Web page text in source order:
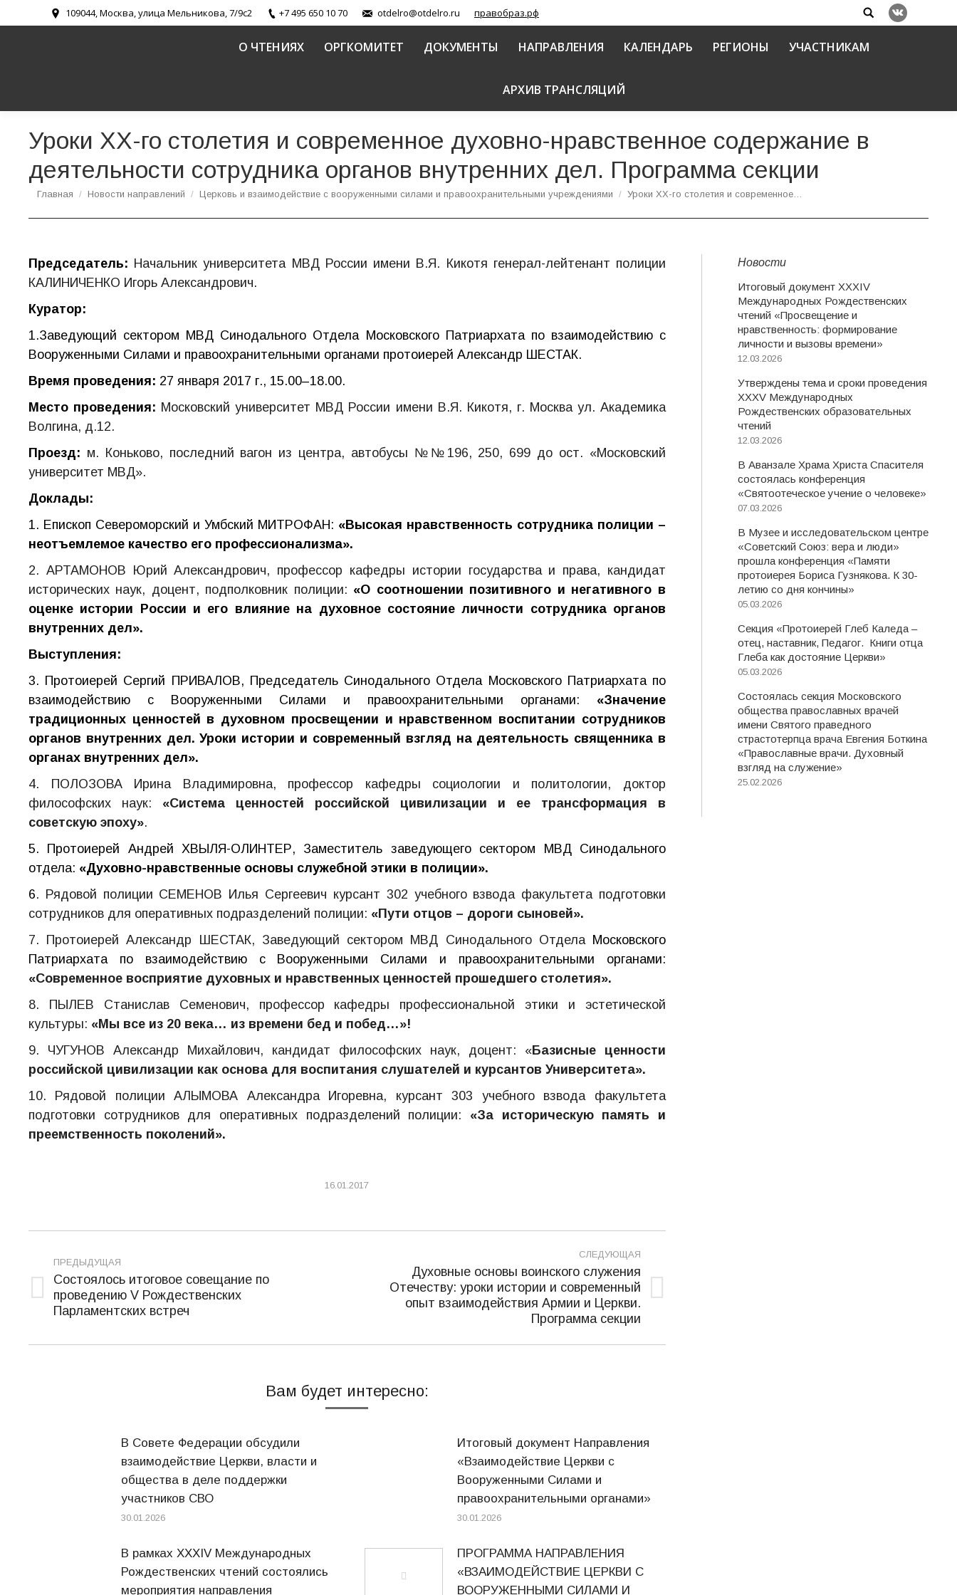
109044, Москва, улица Мельникова, 7/9с2 +7 495 650 10 70 otdelro@otdelro.ru правобраз.рф Search:
Вконтакте
О ЧТЕНИЯХ ОРГКОМИТЕТ ДОКУМЕНТЫ НАПРАВЛЕНИЯ КАЛЕНДАРЬ РЕГИОНЫ УЧАСТНИКАМ
АРХИВ ТРАНСЛЯЦИЙ
Уроки ХХ-го столетия и современное духовно-нравственное содержание в
деятельности сотрудника органов внутренних дел. Программа секции
Вы здесь:
Главная Новости направлений Церковь и взаимодействие с вооруженными силами и правоохранительными учреждениями Уроки ХХ-го столетия и современное…
Председатель: Начальник университета МВД России имени В.Я. Кикотя генерал-лейтенант полиции
КАЛИНИЧЕНКО Игорь Александрович.
Куратор:
1.Заведующий сектором МВД Синодального Отдела Московского Патриархата по взаимодействию с
Вооруженными Силами и правоохранительными органами протоиерей Александр ШЕСТАК.
Время проведения: 27 января 2017 г., 15.00–18.00.
Место проведения: Московский университет МВД России имени В.Я. Кикотя, г. Москва ул. Академика
Волгина, д.12.
Проезд: м. Коньково, последний вагон из центра, автобусы №№196, 250, 699 до ост. «Московский
университет МВД».
Доклады:
1. Епископ Североморский и Умбский МИТРОФАН: «Высокая нравственность сотрудника полиции –
неотъемлемое качество его профессионализма».
2. АРТАМОНОВ Юрий Александрович, профессор кафедры истории государства и права, кандидат
исторических наук, доцент, подполковник полиции: «О соотношении позитивного и негативного в
оценке истории России и его влияние на духовное состояние личности сотрудника органов
внутренних дел».
Выступления:
3. Протоиерей Сергий ПРИВАЛОВ, Председатель Синодального Отдела Московского Патриархата по
взаимодействию с Вооруженными Силами и правоохранительными органами:
«Значение
традиционных ценностей в духовном просвещении и нравственном воспитании сотрудников
органов внутренних дел. Уроки истории и современный взгляд на деятельность священника в
органах внутренних дел».
4. ПОЛОЗОВА Ирина Владимировна, профессор кафедры социологии и политологии, доктор
философских наук: «Система ценностей российской цивилизации и ее трансформация в
советскую эпоху».
5. Протоиерей Андрей ХВЫЛЯ-ОЛИНТЕР, Заместитель заведующего сектором МВД
Синодального
отдела: «Духовно-нравственные основы служебной этики в полиции».
6. Рядовой полиции СЕМЕНОВ Илья Сергеевич курсант 302 учебного взвода факультета подготовки
сотрудников для оперативных подразделений полиции: «Пути отцов – дороги сыновей».
7. Протоиерей Александр ШЕСТАК, Заведующий сектором МВД Синодального Отдела Московского
Патриархата по взаимодействию с Вооруженными Силами и правоохранительными органами:
«Современное восприятие духовных и нравственных ценностей прошедшего столетия».
8. ПЫЛЕВ Станислав Семенович, профессор кафедры профессиональной этики и эстетической
культуры: «Мы все из 20 века… из времени бед и побед…»!
9. ЧУГУНОВ Александр Михайлович, кандидат философских наук, доцент: «Базисные ценности
российской цивилизации как основа для воспитания слушателей и курсантов Университета».
10. Рядовой полиции АЛЫМОВА Александра Игоревна, курсант 303 учебного взвода факультета
подготовки сотрудников для оперативных подразделений полиции: «За историческую память и
преемственность поколений».
16.01.2017
по
записям
ПРЕДЫДУЩАЯ
Предыдущая
запись:
Состоялось итоговое совещание по
проведению V Рождественских
Парламентских встреч
СЛЕДУЮЩАЯ
Следующая
Духовные основы воинского служения
Отечеству: уроки истории и современный
опыт взаимодействия Армии и Церкви.
Программа секции
Вам будет интересно:
В Совете Федерации обсудили
взаимодействие Церкви, власти и
общества в деле поддержки
участников СВО
30.01.2026
Итоговый документ Направления
«Взаимодействие Церкви с
Вооруженными Силами и
правоохранительными органами»
30.01.2026
В рамках XXXIV Международных
Рождественских чтений состоялись
мероприятия направления
ПРОГРАММА НАПРАВЛЕНИЯ
«ВЗАИМОДЕЙСТВИЕ ЦЕРКВИ С
ВООРУЖЕННЫМИ СИЛАМИ И
Новости
Итоговый документ XXХIV
Международных Рождественских
чтений «Просвещение и
нравственность: формирование
личности и вызовы времени»
12.03.2026
Утверждены тема и сроки проведения
XXXV Международных
Рождественских образовательных
чтений
12.03.2026
В Аванзале Храма Христа Спасителя
состоялась конференция
«Святоотеческое учение о человеке»
07.03.2026
В Музее и исследовательском центре
«Советский Союз: вера и люди»
прошла конференция «Памяти
протоиерея Бориса Гузнякова. К 30-
летию со дня кончины»
05.03.2026
Секция «Протоиерей Глеб Каледа –
отец, наставник, Педагог. Книги отца
Глеба как достояние Церкви»
05.03.2026
Состоялась секция Московского
общества православных врачей
имени Святого праведного
страстотерпца врача Евгения Боткина
«Православные врачи. Духовный
взгляд на служение»
25.02.2026